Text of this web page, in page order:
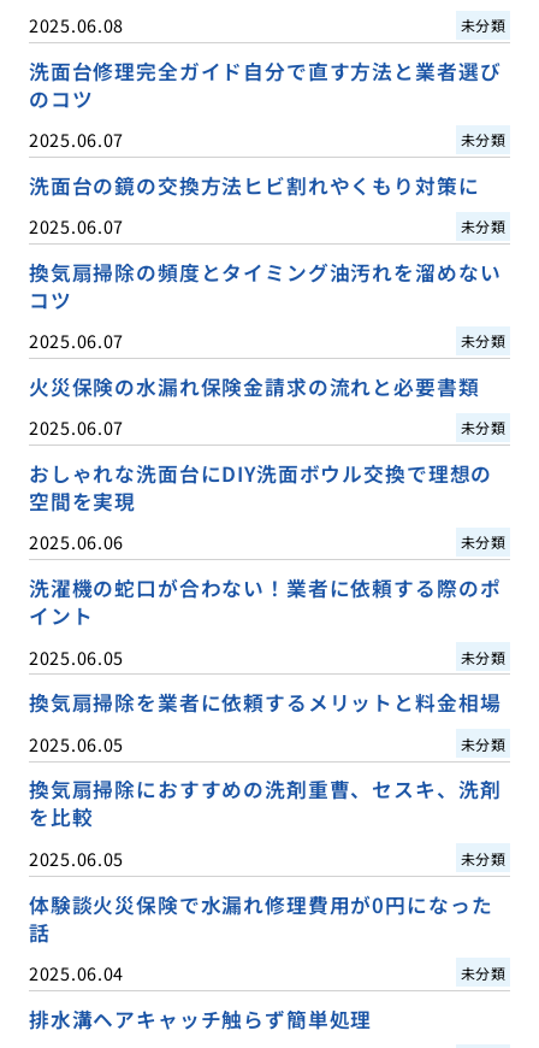
2025.06.08 未分類
洗面台修理完全ガイド自分で直す方法と業者選び
のコツ
2025.06.07 未分類
洗面台の鏡の交換方法ヒビ割れやくもり対策に
2025.06.07 未分類
換気扇掃除の頻度とタイミング油汚れを溜めない
コツ
2025.06.07 未分類
火災保険の水漏れ保険金請求の流れと必要書類
2025.06.07 未分類
おしゃれな洗面台にDIY洗面ボウル交換で理想の
空間を実現
2025.06.06 未分類
洗濯機の蛇口が合わない！業者に依頼する際のポ
イント
2025.06.05 未分類
換気扇掃除を業者に依頼するメリットと料金相場
2025.06.05 未分類
換気扇掃除におすすめの洗剤重曹、セスキ、洗剤
を比較
2025.06.05 未分類
体験談火災保険で水漏れ修理費用が0円になった
話
2025.06.04 未分類
排水溝ヘアキャッチ触らず簡単処理